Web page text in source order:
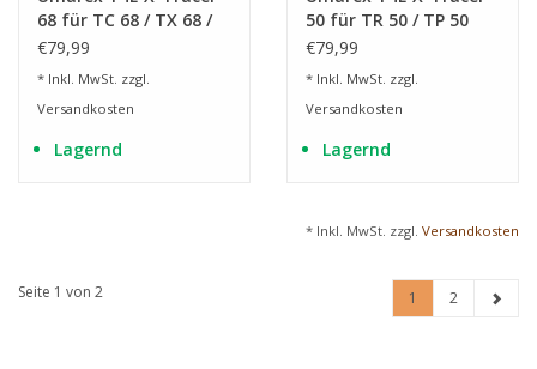
68 für TC 68 / TX 68 /
PS-320
€79,99
* Inkl. MwSt. zzgl.
Versandkosten
Lagernd
50 für TR 50 / TP 50
€79,99
* Inkl. MwSt. zzgl.
Versandkosten
Lagernd
* Inkl. MwSt. zzgl. Versandkosten
Seite 1 von 2 1 2